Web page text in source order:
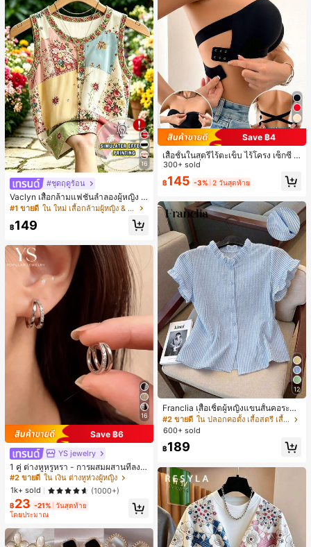
16
#ชุดฤดูร้อน
Vaclyn เสื้อกล้ามแฟชั่นลำลองผู้หญิง ล
ายแพตช์เวิร์ก แขนกุด คอกลม ติดกระดุ
#1 ขายดี ใน ใหม่ เสื้อกล้ามผู้หญิง & Camis
฿149
16
Save ฿6
YS jewelry
1 คู่ ต่างหูหรูหรา - การผสมผสานที่ลงตั
วของแฟชั่นและความซับซ้อน, ดีไซน์ส
องชั้น, เหมาะสำหรับสุภาพสตรีและนักเ
รียน, ต่างหูทองแดงฝังไมโคร
#2 ขายดี ใน เงิน ต่างหูห่วงผู้หญิง
1k+ sold
(1000+)
฿23 -21% วันสุดท้าย
โดยประมาณ
Save ฿4
เสื้อชั้นในสตรีไร้ตะเข็บ ไร้โครง เซ็กซี่ ด้
านข้างไม่ลื่น แผ่นรองถอดได้ ลายไขว้ห
ลัง ไร้สาย สบายตลอดวัน
300+ sold
฿145 -3% 2 วันสุดท้าย
12
Franclia เสื้อเชิ้ตผู้หญิงแขนสั้นคอระบา
ยกระดุมเดี่ยวลายทาง
#2 ขายดี
ใน ปลอกคอตั้ง เสื้อสตรี เสื้อเบลาส์ & Tee
600+ sold
฿189